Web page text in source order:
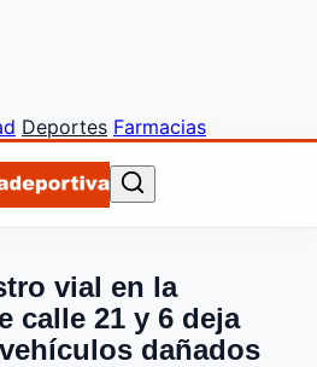
Deportes Farmacias
vial en la
calle 21 y 6 deja
dañados